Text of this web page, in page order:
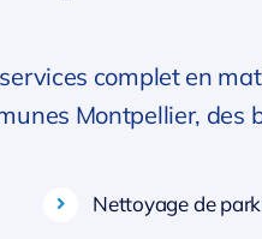
complet en
Montpellier, des
Nettoyage de